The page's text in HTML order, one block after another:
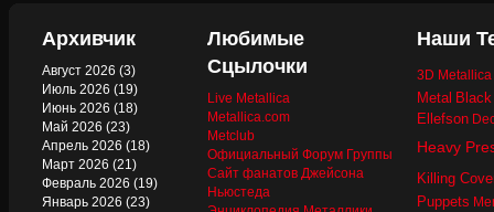
Архивчик
Август 2026 (3)
Июль 2026 (19)
Июнь 2026 (18)
Май 2026 (23)
Апрель 2026 (18)
Март 2026 (21)
Февраль 2026 (19)
Январь 2026 (23)
Любимые
Сцылочки
Live Metallica
Metallica.com
Metclub
Официальный Форум Группы
Сайт фанатов Джейсона
Ньюстеда
Наши
3D
Metal
Ellefson
Heavy
Killing
Puppets